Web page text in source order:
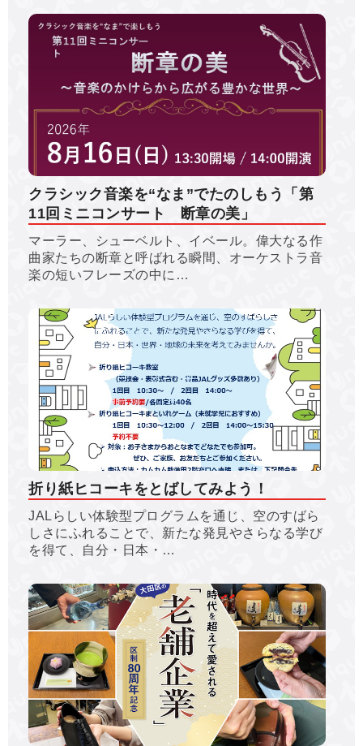
クラシック音楽を“なま”でたのしもう「第
11回ミニコンサート 断章の美」
マーラー、シューベルト、イベール。偉大なる作
曲家たちの断章と呼ばれる瞬間、オーケストラ音
楽の短いフレーズの中に…
折り紙ヒコーキをとばしてみよう！
JALらしい体験型プログラムを通じ、空のすばら
しさにふれることで、新たな発見やさらなる学び
を得て、自分・日本・…